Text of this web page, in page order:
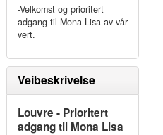
-Velkomst og prioritert
adgang til Mona Lisa av vår
vert.
Veibeskrivelse
Louvre - Prioritert
adgang til Mona Lisa